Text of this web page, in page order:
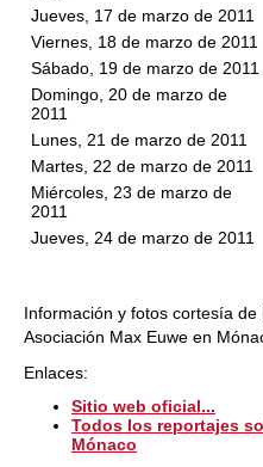
Jueves, 17 de marzo de 2011
Viernes, 18 de marzo de 2011
Sábado, 19 de marzo de 2011
Domingo, 20 de marzo de
2011
Lunes, 21 de marzo de 2011
Martes, 22 de marzo de 2011
Miércoles, 23 de marzo de
2011
Jueves, 24 de marzo de 2011
Información y fotos cortesía
Asociación Max Euwe en
Enlaces:
Sitio web oficial...
Todos los reportajes
Mónaco